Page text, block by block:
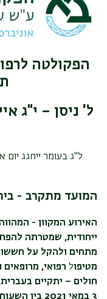
הפקולטה
המועד מתקרב -
האירוע המקוון -
ייחודית, שמטרתה
מתחים ולהקל על
מטיפול רפואי, מרופאים
חולים – יתקיים בעברית